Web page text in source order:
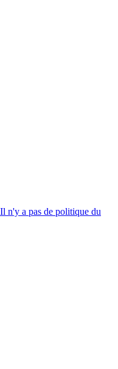
n'y a pas de politique du